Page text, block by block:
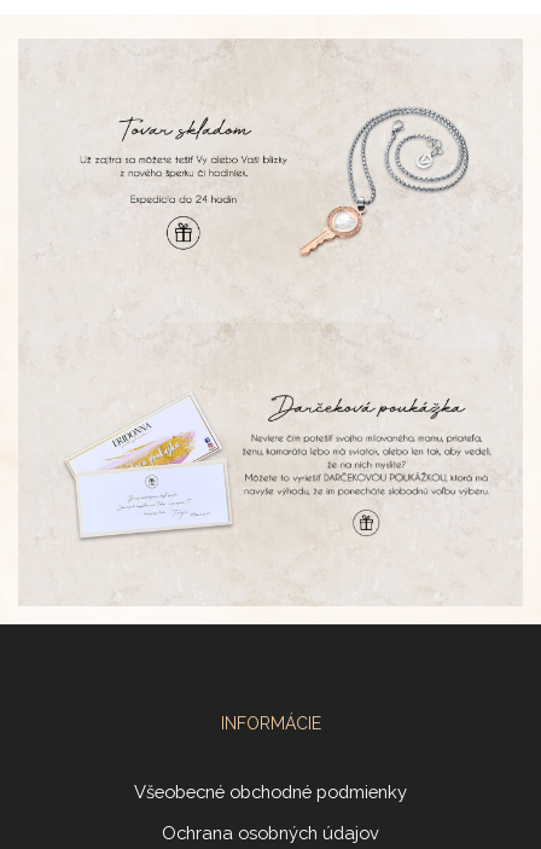
INFORMÁCIE
Všeobecné obchodné podmienky
Ochrana osobných údajov